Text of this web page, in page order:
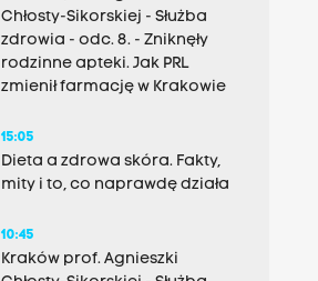
Chłosty-Sikorskiej - Służba
zdrowia - odc. 8. - Zniknęły
rodzinne apteki. Jak PRL
zmienił farmację w Krakowie
15:05
Dieta a zdrowa skóra. Fakty,
mity i to, co naprawdę działa
10:45
Kraków prof. Agnieszki